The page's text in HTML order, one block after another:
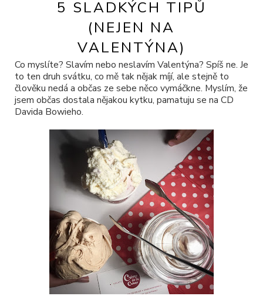
5 SLADKÝCH TIPŮ
(NEJEN NA
VALENTÝNA)
Co myslíte? Slavím nebo neslavím Valentýna? Spíš ne. Je
to ten druh svátku, co mě tak nějak míjí, ale stejně to
člověku nedá a občas ze sebe něco vymáčkne. Myslím, že
jsem občas dostala nějakou kytku, pamatuju se na CD
Davida Bowieho.